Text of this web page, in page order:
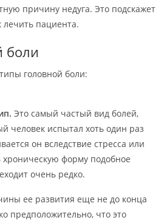
причину недуга. Это подскажет
лечить пациента.
боли
головной боли:
Это самый частый вид болей,
человек испытал хоть один раз
он вследствие стресса или
форму подобное
очень редко.
ее развития еще не до конца
предположительно, что это